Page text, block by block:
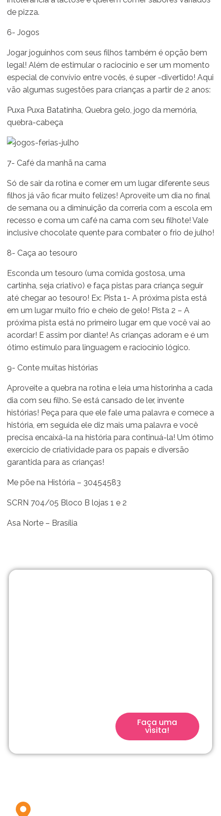
de pizza.
6- Jogos
Jogar joguinhos com seus filhos também é opção bem
legal! Além de estimular o raciocínio e ser um momento
especial de convívio entre vocês, é super -divertido! Aqui
vão algumas sugestões para crianças a partir de 2 anos:
Puxa Puxa Batatinha, Quebra gelo, jogo da memória,
quebra-cabeça
7- Café da manhã na cama
Só de sair da rotina e comer em um lugar diferente seus
filhos já vão ficar muito felizes! Aproveite um dia no final
de semana ou a diminuição da correria com a escola em
recesso e coma um café na cama com seu filhote! Vale
inclusive chocolate quente para combater o frio de julho!
8- Caça ao tesouro
Esconda um tesouro (uma comida gostosa, uma
cartinha, seja criativo) e faça pistas para criança seguir
até chegar ao tesouro! Ex: Pista 1- A próxima pista está
em um lugar muito frio e cheio de gelo! Pista 2 – A
próxima pista está no primeiro lugar em que você vai ao
acordar! E assim por diante! As crianças adoram e é um
ótimo estímulo para linguagem e raciocínio lógico.
9- Conte muitas histórias
Aproveite a quebra na rotina e leia uma historinha a cada
dia com seu filho. Se está cansado de ler, invente
histórias! Peça para que ele fale uma palavra e comece a
história, em seguida ele diz mais uma palavra e você
precisa encaixá-la na história para continuá-la! Um ótimo
exercício de criatividade para os papais e diversão
garantida para as crianças!
Me põe na História – 30454583
SCRN 704/05 Bloco B lojas 1 e 2
Asa Norte – Brasília
Faça uma
visita!